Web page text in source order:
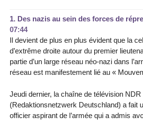
1. Des nazis au sein des forces de
07:44
Il devient de plus en plus évident que la
d’extrême droite autour du premier
partie d’un large réseau néo-nazi dans
réseau est manifestement lié au «
Jeudi dernier, la chaîne de télévision NDR
(Redaktionsnetzwerk Deutschland) a fait
officier aspirant de l’armée qui a admis